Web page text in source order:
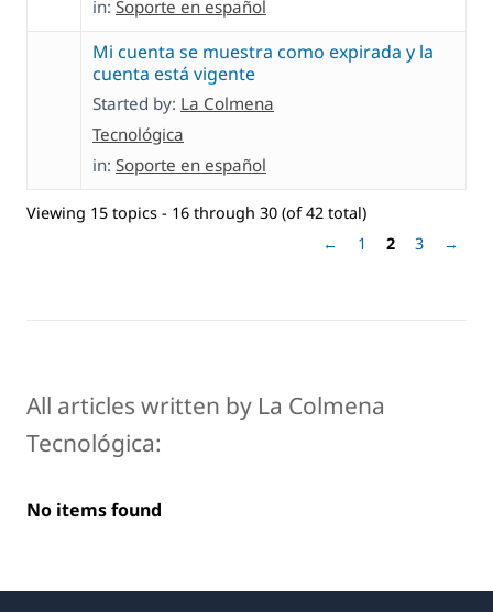
in: Soporte en español
Mi cuenta se muestra como expirada y la
cuenta está vigente
Started by: La Colmena
Tecnológica
in: Soporte en español
Viewing 15 topics - 16 through 30 (of 42 total)
←
1 2 3 →
All articles written by La Colmena
Tecnológica:
No items found